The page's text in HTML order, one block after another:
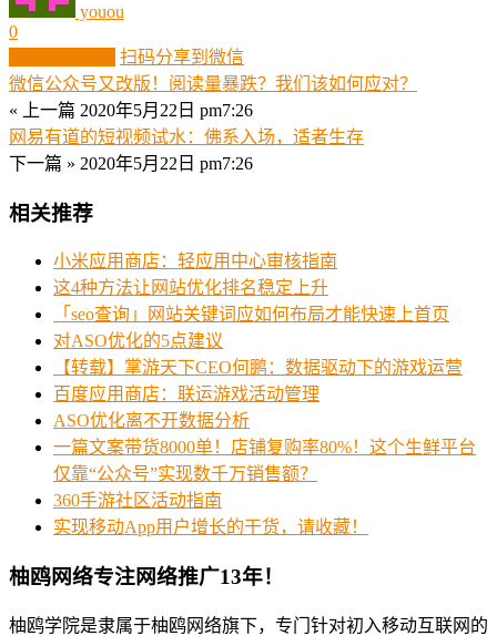
youou
0
扫码分享到微信
微信公众号又改版！阅读量暴跌？我们该如何应对？
« 上一篇 2020年5月22日 pm7:26
网易有道的短视频试水：佛系入场，适者生存
下一篇 » 2020年5月22日 pm7:26
相关推荐
小米应用商店：轻应用中心审核指南
这4种方法让网站优化排名稳定上升
「seo查询」网站关键词应如何布局才能快速上首页
对ASO优化的5点建议
【转载】掌游天下CEO何鹏：数据驱动下的游戏运营
百度应用商店：联运游戏活动管理
ASO优化离不开数据分析
一篇文案带货8000单！店铺复购率80%！这个生鲜平台
仅靠“公众号”实现数千万销售额？
360手游社区活动指南
实现移动App用户增长的干货，请收藏！
柚鸥网络专注网络推广13年！
柚鸥学院是隶属于柚鸥网络旗下，专门针对初入移动互联网的